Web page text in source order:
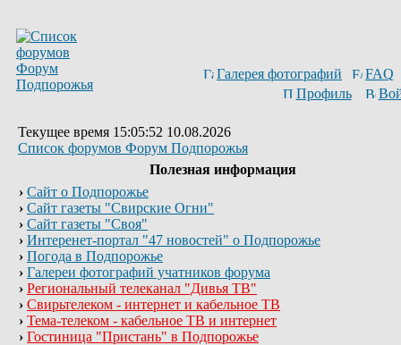
Галерея фотографий
FAQ
Профиль
Текущее время 15:05:52 10.08.2026
Список форумов Форум Подпорожья
Полезная информация
› Сайт о Подпорожье
› Сайт газеты "Свирские Огни"
› Сайт газеты "Своя"
› Интеренет-портал "47 новостей" о Подпорожье
› Погода в Подпорожье
› Галереи фотографий учатников форума
› Региональный телеканал "Дивья ТВ"
› Свирьтелеком - интернет и кабельное ТВ
› Тема-телеком - кабельное ТВ и интернет
› Гостиница "Пристань" в Подпорожье